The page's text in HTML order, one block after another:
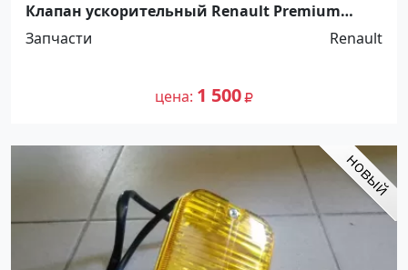
Клапан ускорительный Renault Premium
Ст.Холмская
Запчасти Renault
цена 1 500